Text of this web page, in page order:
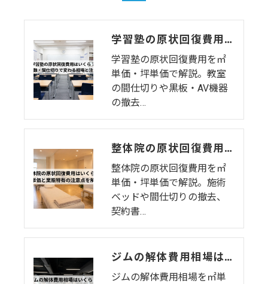
学習塾の原状回復費用はいくら？教室数・間仕切りで変わる相場と注意点
学習塾の原状回復費用を㎡
単価・坪単価で解説。教室
の間仕切りや黒板・AV機器
の撤去…
整体院の原状回復費用はいくら？坪単価・㎡単価と業態特有の注意点を解説
整体院の原状回復費用を㎡
単価・坪単価で解説。施術
ベッドや間仕切りの撤去、
契約書…
ジムの解体費用相場はいくら？㎡単価・坪単価・マシン処分費・費用を抑えるコツを解説
ジムの解体費用相場を㎡単